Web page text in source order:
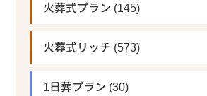
火葬式プラン (145)
火葬式リッチ (573)
1日葬プラン (30)